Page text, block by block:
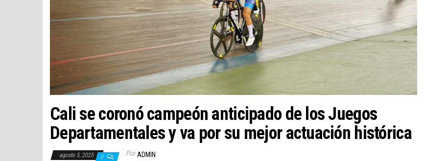
Cali se coronó campeón anticipado de los Juegos
Departamentales y va por su mejor actuación histórica
agosto 5, 2025 0 Por ADMIN